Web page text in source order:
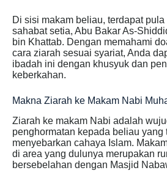
Di sisi makam beliau, terdapat pula
sahabat setia, Abu Bakar As-
bin Khattab. Dengan memahami
cara ziarah sesuai syariat, Anda
ibadah ini dengan khusyuk dan
keberkahan.
Makna Ziarah ke Makam Nabi
Ziarah ke makam Nabi adalah
penghormatan kepada beliau yang
menyebarkan cahaya Islam.
di area yang dulunya merupakan
bersebelahan dengan Masjid